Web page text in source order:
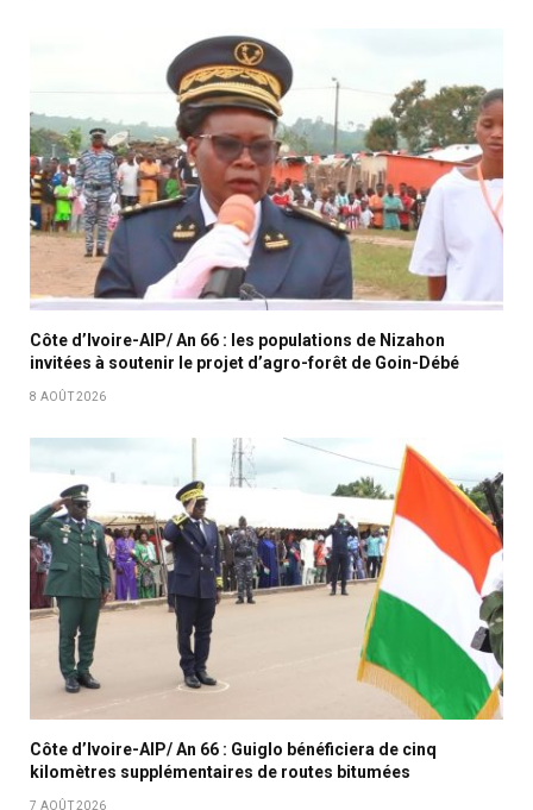
Côte d’Ivoire-AIP/ An 66 : les populations de Nizahon
invitées à soutenir le projet d’agro-forêt de Goin-Débé
8 AOÛT 2026
Côte d’Ivoire-AIP/ An 66 : Guiglo bénéficiera de cinq
kilomètres supplémentaires de routes bitumées
7 AOÛT 2026